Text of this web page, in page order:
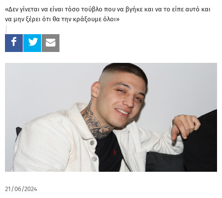
«Δεν γίνεται να είναι τόσο τούβλο που να βγήκε και να το είπε αυτό και
να μην ξέρει ότι θα την κράξουμε όλοι»
21/06/2024